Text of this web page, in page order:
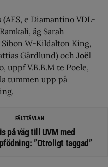
(AES, e Diamantino VDL-
äg Sarah
Sibon W-Kildalton King,
Gårdlund) och Joël
uppf V.B.B.M te Poele,
tummen upp på
FÄLTTÄVLAN
på väg till UVM med
”Otroligt taggad”